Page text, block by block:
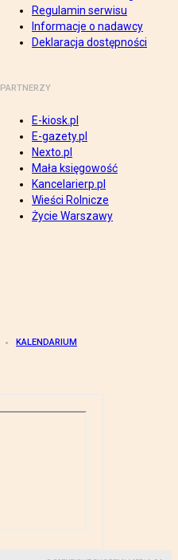
Regulamin serwisu
Informacje o nadawcy
Deklaracja dostępności
PARTNERZY
E-kiosk.pl
E-gazety.pl
Nexto.pl
Mała księgowość
Kancelarierp.pl
Wieści Rolnicze
Życie Warszawy
KALENDARIUM